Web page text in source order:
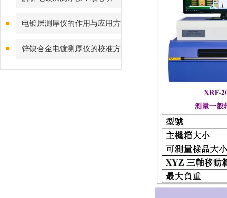
能、行业应用与技术亮点
电镀层测厚仪的作用与应用方
向分析
锌镍合金电镀测厚仪的校准方
法与重要性